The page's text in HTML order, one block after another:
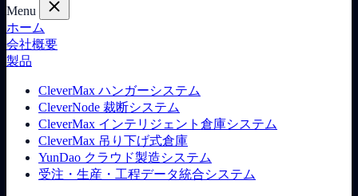
Menu
ホーム
会社概要
製品
CleverMax ハンガーシステム
CleverNode 裁断システム
CleverMax インテリジェント倉庫システム
CleverMax 吊り下げ式倉庫
YunDao クラウド製造システム
受注・生産・工程データ統合システム